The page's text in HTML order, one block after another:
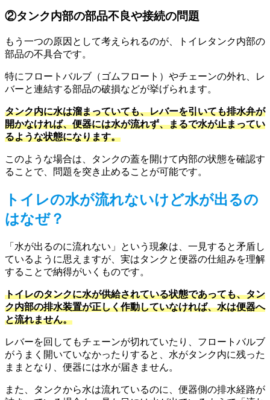
②タンク内部の部品不良や接続の問題
もう一つの原因として考えられるのが、トイレタンク内部の
部品の不具合です。
特にフロートバルブ（ゴムフロート）やチェーンの外れ、レ
バーと連結する部品の破損などが挙げられます。
タンク内に水は溜まっていても、レバーを引いても排水弁が
開かなければ、便器には水が流れず、まるで水が止まってい
るような状態になります。
このような場合は、タンクの蓋を開けて内部の状態を確認す
ることで、問題を突き止めることが可能です。
トイレの水が流れないけど水が出るの
はなぜ？
「水が出るのに流れない」という現象は、一見すると矛盾し
ているように思えますが、実はタンクと便器の仕組みを理解
することで納得がいくものです。
トイレのタンクに水が供給されている状態であっても、タン
ク内部の排水装置が正しく作動していなければ、水は便器へ
と流れません。
レバーを回してもチェーンが切れていたり、フロートバルブ
がうまく開いていなかったりすると、水がタンク内に残った
ままとなり、便器には水が届きません。
また、タンクから水は流れているのに、便器側の排水経路が